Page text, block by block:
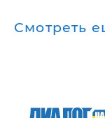
Смотреть